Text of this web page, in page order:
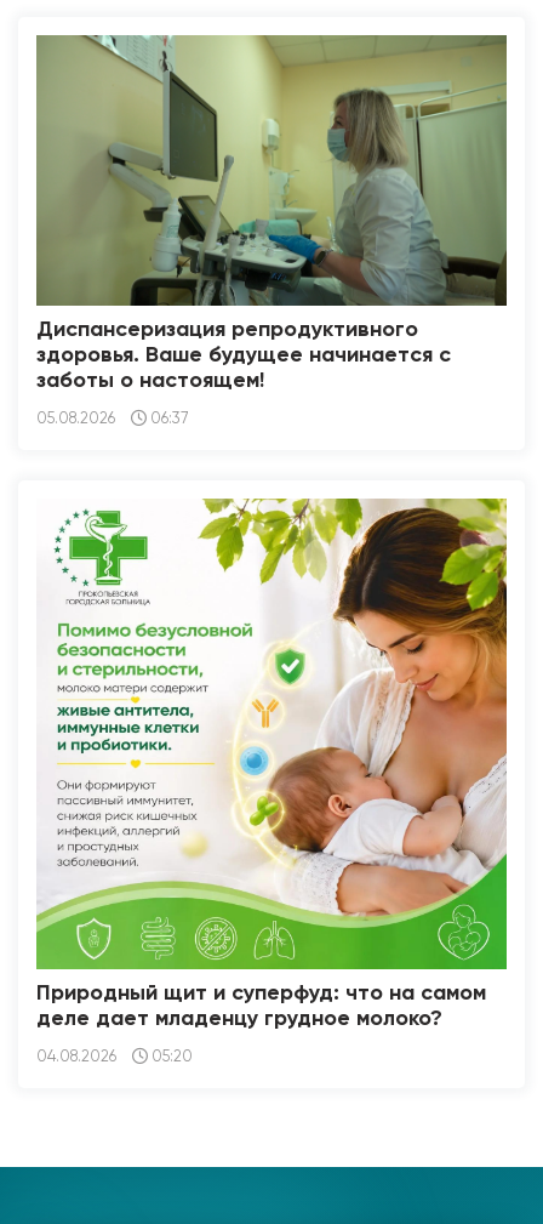
Диспансеризация репродуктивного
здоровья. Ваше будущее начинается с
заботы о настоящем!
05.08.2026 06:37
Природный щит и суперфуд: что на самом
деле дает младенцу грудное молоко?
04.08.2026 05:20